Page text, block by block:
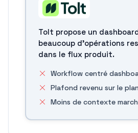
Tolt propose un
beaucoup d'opérations
dans le flux produit.
Workflow centré
Plafond revenu sur le
Moins de contexte